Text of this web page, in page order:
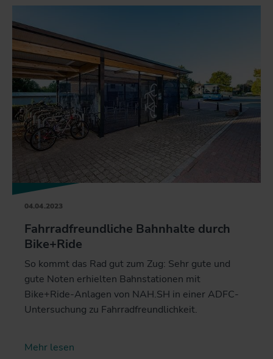
04.04.2023
Fahrradfreundliche Bahnhalte durch
Bike+Ride
So kommt das Rad gut zum Zug: Sehr gute und
gute Noten erhielten Bahnstationen mit
Bike+Ride-Anlagen von NAH.SH in einer ADFC-
Untersuchung zu Fahrradfreundlichkeit.
Mehr lesen